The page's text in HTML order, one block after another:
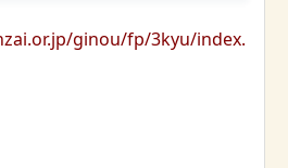
ginou/fp/3kyu/index.